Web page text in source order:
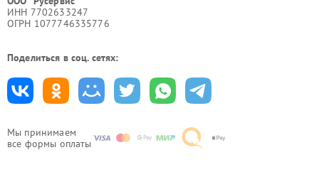
Мы принимаем
все формы оплаты
ИНН 7702633247
ОГРН 1077746335776
Поделиться в соц. сетях: